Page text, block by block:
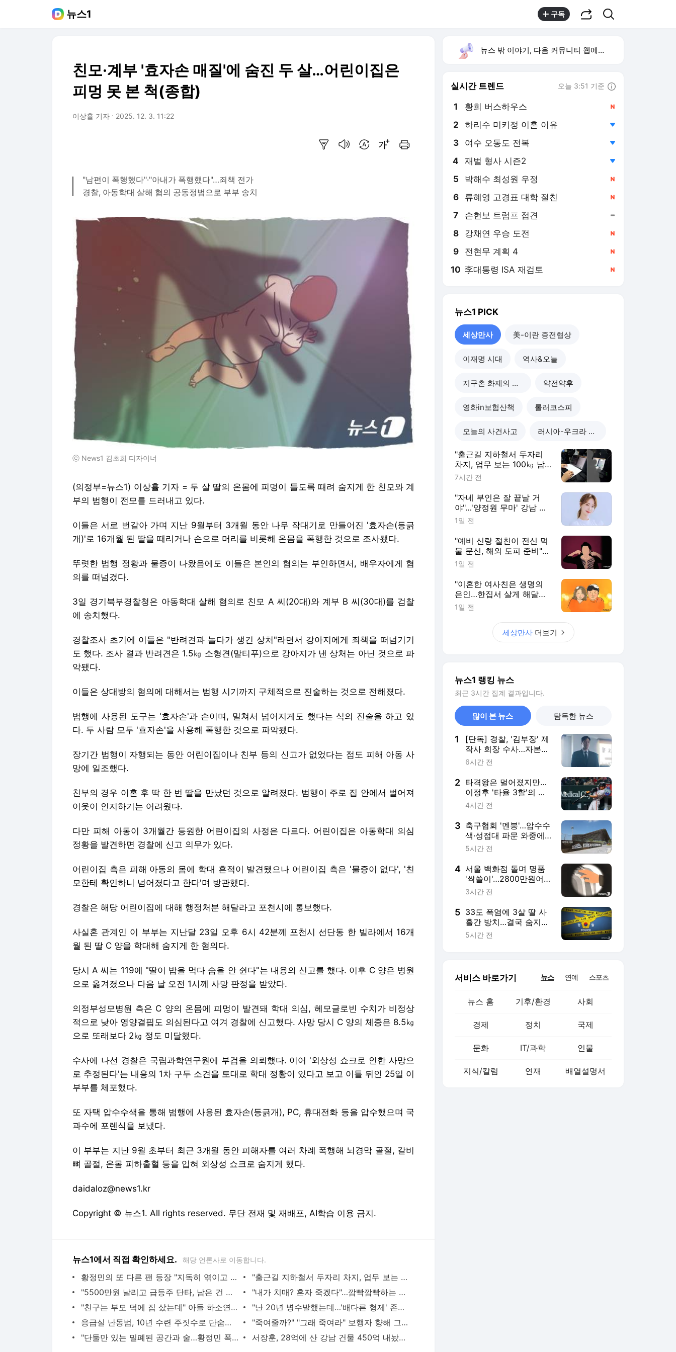
뉴스1 구독
친모·계부 '효자손 매질'에 숨진 두 살…어린이집은
피멍 못 본 척(종합)
이상휼 기자 2025. 12. 3. 11:22
"남편이 폭행했다"·"아내가 폭행했다"…죄책 전가
경찰, 아동학대 살해 혐의 공동정범으로 부부 송치
ⓒ News1 김초희 디자이너
(의정부=뉴스1) 이상휼 기자 = 두 살 딸의 온몸에 피멍이 들도록 때려 숨지게 한 친모와 계
부의 범행이 전모를 드러내고 있다.
이들은 서로 번갈아 가며 지난 9월부터 3개월 동안 나무 작대기로 만들어진 '효자손(등긁
개)'로 16개월 된 딸을 때리거나 손으로 머리를 비롯해 온몸을 폭행한 것으로 조사됐다.
뚜렷한 범행 정황과 물증이 나왔음에도 이들은 본인의 혐의는 부인하면서, 배우자에게 혐
의를 떠넘겼다.
3일 경기북부경찰청은 아동학대 살해 혐의로 친모 A 씨(20대)와 계부 B 씨(30대)를 검찰
에 송치했다.
경찰조사 초기에 이들은 "반려견과 놀다가 생긴 상처"라면서 강아지에게 죄책을 떠넘기기
도 했다. 조사 결과 반려견은 1.5㎏ 소형견(말티푸)으로 강아지가 낸 상처는 아닌 것으로 파
악됐다.
이들은 상대방의 혐의에 대해서는 범행 시기까지 구체적으로 진술하는 것으로 전해졌다.
범행에 사용된 도구는 '효자손'과 손이며, 밀쳐서 넘어지게도 했다는 식의 진술을 하고 있
다. 두 사람 모두 '효자손'을 사용해 폭행한 것으로 파악됐다.
장기간 범행이 자행되는 동안 어린이집이나 친부 등의 신고가 없었다는 점도 피해 아동 사
망에 일조했다.
친부의 경우 이혼 후 딱 한 번 딸을 만났던 것으로 알려졌다. 범행이 주로 집 안에서 벌어져
이웃이 인지하기는 어려웠다.
다만 피해 아동이 3개월간 등원한 어린이집의 사정은 다르다. 어린이집은 아동학대 의심
정황을 발견하면 경찰에 신고 의무가 있다.
어린이집 측은 피해 아동의 몸에 학대 흔적이 발견됐으나 어린이집 측은 '물증이 없다', '친
모한테 확인하니 넘어졌다고 한다'며 방관했다.
경찰은 해당 어린이집에 대해 행정처분 해달라고 포천시에 통보했다.
사실혼 관계인 이 부부는 지난달 23일 오후 6시 42분께 포천시 선단동 한 빌라에서 16개
월 된 딸 C 양을 학대해 숨지게 한 혐의다.
당시 A 씨는 119에 "딸이 밥을 먹다 숨을 안 쉰다"는 내용의 신고를 했다. 이후 C 양은 병원
으로 옮겨졌으나 다음 날 오전 1시께 사망 판정을 받았다.
의정부성모병원 측은 C 양의 온몸에 피멍이 발견돼 학대 의심, 헤모글로빈 수치가 비정상
적으로 낮아 영양결핍도 의심된다고 여겨 경찰에 신고했다. 사망 당시 C 양의 체중은 8.5㎏
으로 또래보다 2㎏ 정도 미달했다.
수사에 나선 경찰은 국립과학연구원에 부검을 의뢰했다. 이어 '외상성 쇼크로 인한 사망으
로 추정된다'는 내용의 1차 구두 소견을 토대로 학대 정황이 있다고 보고 이틀 뒤인 25일 이
부부를 체포했다.
또 자택 압수수색을 통해 범행에 사용된 효자손(등긁개), PC, 휴대전화 등을 압수했으며 국
과수에 포렌식을 보냈다.
이 부부는 지난 9월 초부터 최근 3개월 동안 피해자를 여러 차례 폭행해 뇌경막 골절, 갈비
뼈 골절, 온몸 피하출혈 등을 입혀 외상성 쇼크로 숨지게 했다.
daidaloz@news1.kr
Copyright © 뉴스1. All rights reserved. 무단 전재 및 재배포, AI학습 이용 금지.
뉴스1에서 직접 확인하세요. 해당 언론사로 이동합니다.
황정민의 또 다른 팬 등장 "지독히 엮이고 싶었던 건 너" 폭로녀 직격
"출근길 지하철서 두자리 차지, 업무 보는 100㎏ 남성…부딪히면 신경질"
"5500만원 날리고 급등주 단타, 남은 건 빚뿐"…30대 여성 파혼 위기
"내가 치매? 혼자 죽겠다"…깜빡깜빡하는 시모, 검사하라 하자 '발끈'
"친구는 부모 덕에 집 샀는데" 아들 하소연에 "죄지었다" 사죄 '먹먹'
"난 20년 병수발했는데…'배다른 형제' 존재, 유산 절반 가져가나"
응급실 난동범, 10년 수련 주짓수로 단숨에 제압한 간호사 화제[영상]
"죽여줄까?" "그래 죽여라" 보행자 향해 그대로 차량 돌진한 운전자[영상]
"단둘만 있는 밀폐된 공간과 술…황정민 폭로녀는 두가지에 집착했다"
서장훈, 28억에 산 강남 건물 450억 내놨다…세후 차익 280억 '잭팟'
뉴스 밖 이야기, 다음 커뮤니티 웹에서 보기
실시간 트렌드 오늘 3:51 기준
1 황희 버스하우스
2 하리수 미키정 이혼 이유
3 여수 오동도 전복
4 재벌 형사 시즌2
5 박해수 최성원 우정
6 류혜영 고경표 대학 절친
7 손현보 트럼프 접견
8 강채연 우승 도전
9 전현무 계획 4
10 李대통령 ISA 재검토
뉴스1 PICK
세상만사 美-이란 종전협상
이재명 시대 역사&오늘
지구촌 화제의 뉴스 약전약후
영화in보험산책 롤러코스피
오늘의 사건사고 러시아-우크라 전쟁
"출근길 지하철서 두자리
차지, 업무 보는 100㎏ 남
성…부딪히면 신경질"
7시간 전
"자네 부인은 잘 끝날 거
야"…'양정원 무마' 강남 경
찰, 다른 돈도 받은 정황
1일 전
"예비 신랑 절친이 전신 먹
물 문신, 해외 도피 준비"…
예비 신부 '혼란'
1일 전
"이혼한 여사친은 생명의
은인…한집서 살게 해달라"
남편 요구에 '절망'
1일 전
세상만사 더보기
뉴스1 랭킹 뉴스
최근 3시간 집계 결과입니다.
많이 본 뉴스 탐독한 뉴스
1
[단독] 경찰, '김부장' 제
작사 회장 수사…자본시
장법 위반 의혹
6시간 전
2 타격왕은 멀어졌지만…
이정후 '타율 3할'의 가
치
4시간 전
3 축구협회 '멘붕'…압수수
색·성접대 파문 와중에
내달 'A매치 4연전'
5시간 전
4 서울 백화점 돌며 명품
'싹쓸이'…2800만원어
치 훔친 중국인 실형
3시간 전
5 33도 폭염에 3살 딸 사
흘간 방치…결국 숨지게
한 매정한 엄마
5시간 전
서비스 바로가기 뉴스 연예 스포츠
뉴스 홈 기후/환경 사회
경제 정치 국제
문화 IT/과학 인물
지식/칼럼 연재 배열설명서